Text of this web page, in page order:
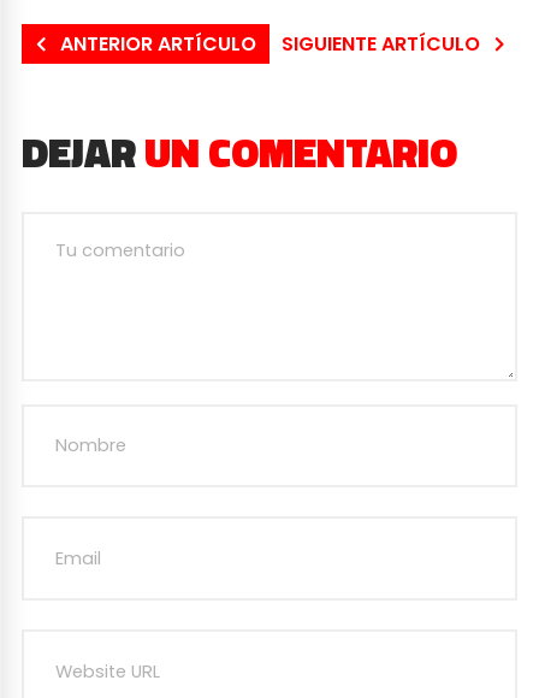
ANTERIOR ARTÍCULO SIGUIENTE ARTÍCULO
DEJARUN COMENTARIO